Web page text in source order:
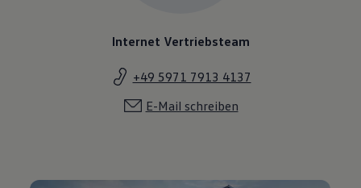
Internet Vertriebsteam
+49 5971 7913 4137
E-Mail schreiben